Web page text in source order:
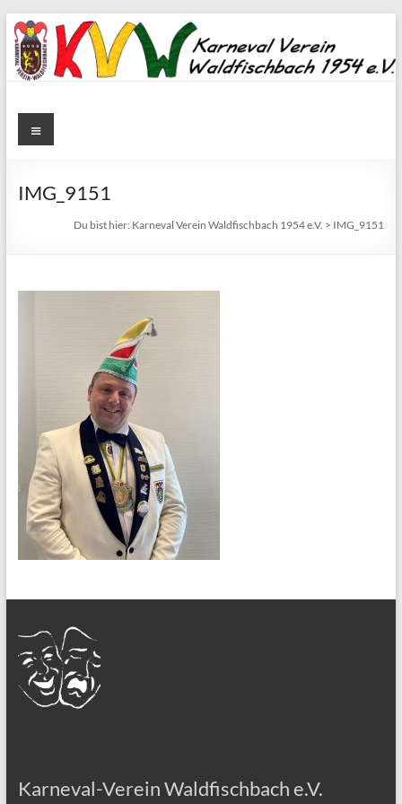
Zum
Inhalt
springen
Karneval
Waldfischbach
1954
Karneval
Menü
IMG_9151
Du bist hier: Karneval Verein Waldfischbach 1954 e.V. > IMG_9151
Karneval-Verein Waldfischbach e.V.